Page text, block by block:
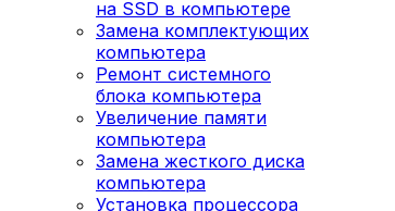
на SSD в компьютере
Замена комплектующих
компьютера
Ремонт системного
блока компьютера
Увеличение памяти
компьютера
Замена жесткого диска
компьютера
Установка процессора